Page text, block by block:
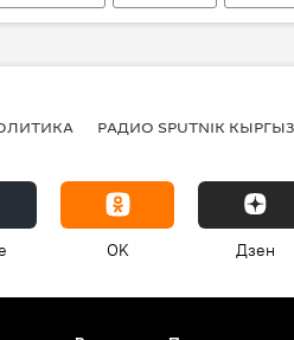
РАДИО SPUTNIK
OK Дзен